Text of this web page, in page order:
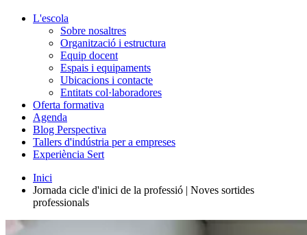
L'escola
Sobre nosaltres
Organització i estructura
Equip docent
Espais i equipaments
Ubicacions i contacte
Entitats col·laboradores
Oferta formativa
Agenda
Blog Perspectiva
Tallers d'indústria per a empreses
Experiència Sert
Inici
Jornada cicle d'inici de la professió | Noves sortides
professionals